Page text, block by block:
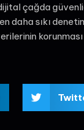
çağda
sıkı